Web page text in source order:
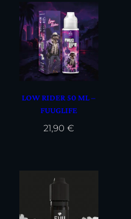
LOW RIDER 50 ML –
FUUGLIFE
21,90 €